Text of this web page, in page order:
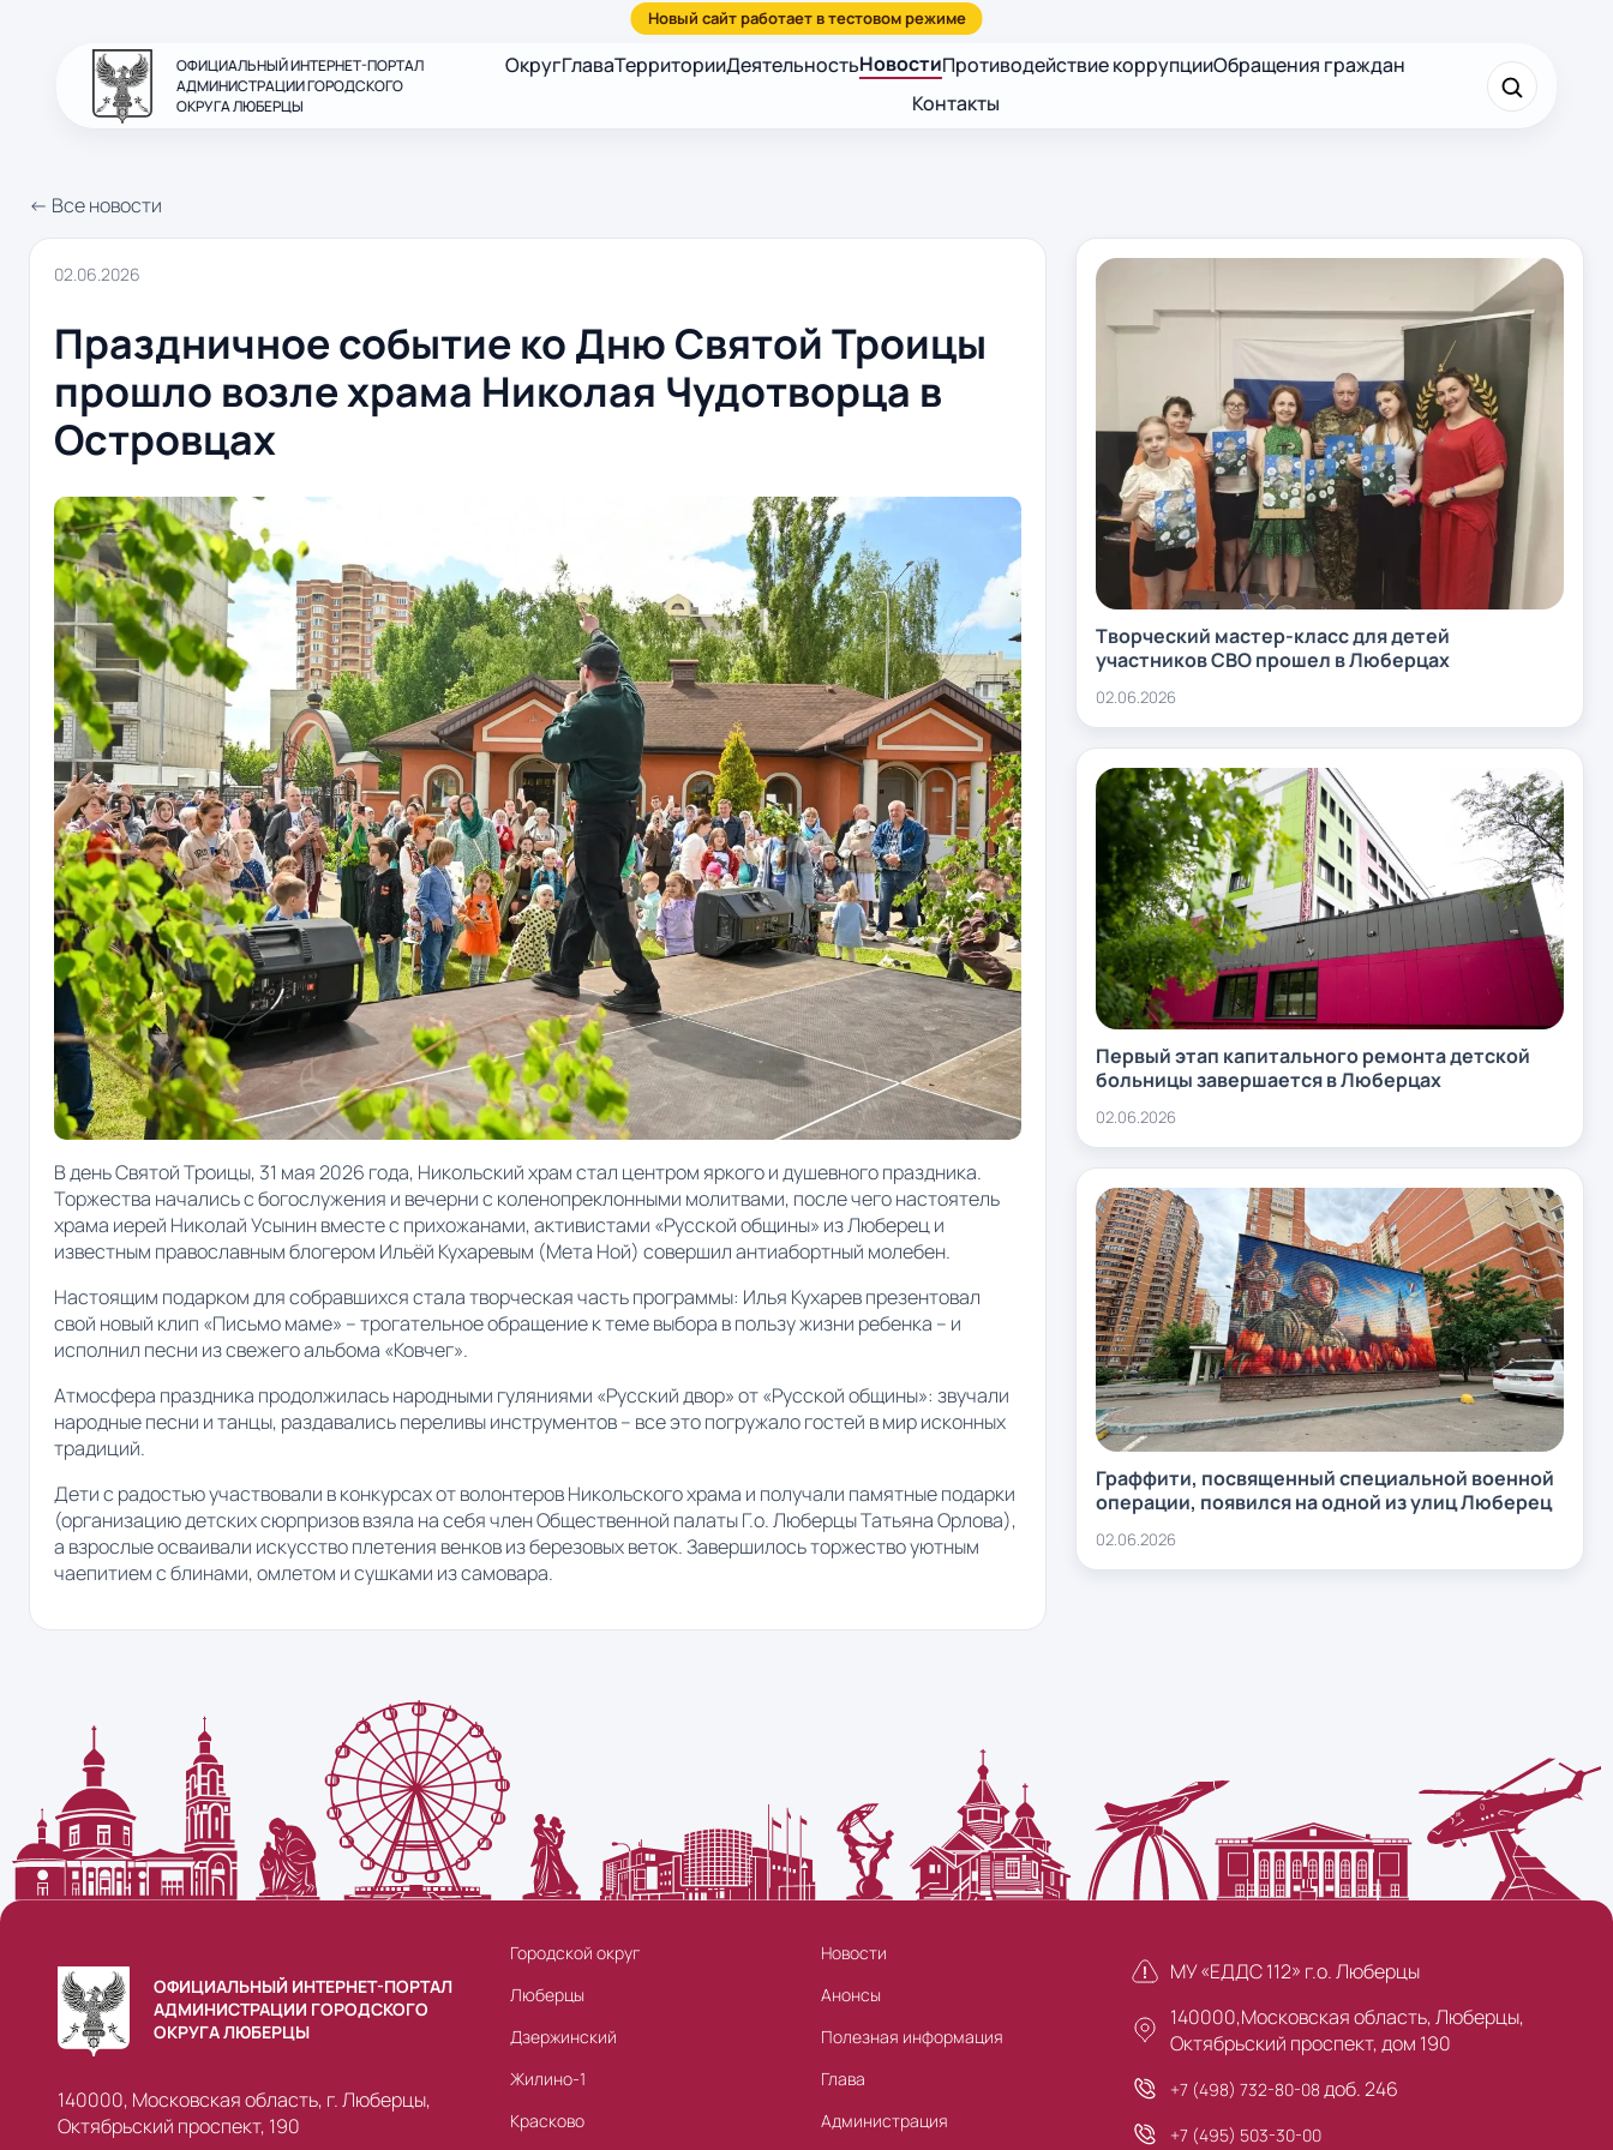
ОФИЦИАЛЬНЫЙ ИНТЕРНЕТ-ПОРТАЛ
АДМИНИСТРАЦИИ ГОРОДСКОГО
ОКРУГА ЛЮБЕРЦЫ
ОкругГлаваТерриторииДеятельностьНовостиПротиводействие коррупцииОбращения граждан
Контакты
← Все новости
02.06.2026
Праздничное событие ко Дню Святой Троицы
прошло возле храма Николая Чудотворца в
Островцах
В день Святой Троицы, 31 мая 2026 года, Никольский храм стал центром яркого и душевного праздника.
Торжества начались с богослужения и вечерни с коленопреклонными молитвами, после чего настоятель
храма иерей Николай Усынин вместе с прихожанами, активистами «Русской общины» из Люберец и
известным православным блогером Ильёй Кухаревым (Мета Ной) совершил антиабортный молебен.
Настоящим подарком для собравшихся стала творческая часть программы: Илья Кухарев презентовал
свой новый клип «Письмо маме» – трогательное обращение к теме выбора в пользу жизни ребенка – и
исполнил песни из свежего альбома «Ковчег».
Атмосфера праздника продолжилась народными гуляниями «Русский двор» от «Русской общины»: звучали
народные песни и танцы, раздавались переливы инструментов – все это погружало гостей в мир исконных
традиций.
Дети с радостью участвовали в конкурсах от волонтеров Никольского храма и получали памятные подарки
(организацию детских сюрпризов взяла на себя член Общественной палаты Г.о. Люберцы Татьяна Орлова),
а взрослые осваивали искусство плетения венков из березовых веток. Завершилось торжество уютным
чаепитием с блинами, омлетом и сушками из самовара.
Творческий мастер-класс для детей
участников СВО прошел в Люберцах
02.06.2026
Первый этап капитального ремонта детской
больницы завершается в Люберцах
02.06.2026
Граффити, посвященный специальной военной
операции, появился на одной из улиц Люберец
02.06.2026
ОФИЦИАЛЬНЫЙ ИНТЕРНЕТ-ПОРТАЛ
АДМИНИСТРАЦИИ ГОРОДСКОГО
ОКРУГА ЛЮБЕРЦЫ
140000, Московская область, г. Люберцы,
Октябрьский проспект, 190
Городской округ
Люберцы
Дзержинский
Жилино-1
Красково
Новости
Анонсы
Полезная информация
Глава
Администрация
МУ «ЕДДС 112» г.о. Люберцы
140000,Московская область, Люберцы,
Октябрьский проспект, дом 190
+7 (498) 732-80-08 доб. 246
+7 (495) 503-30-00